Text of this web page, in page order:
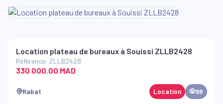
Location plateau de bureaux à Souissi ZLLB2428
Référence: ZLLB2428
330 000.00 MAD
Rabat Location 98